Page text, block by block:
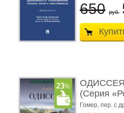
650 руб.
(Серия
Гомер, пер. с